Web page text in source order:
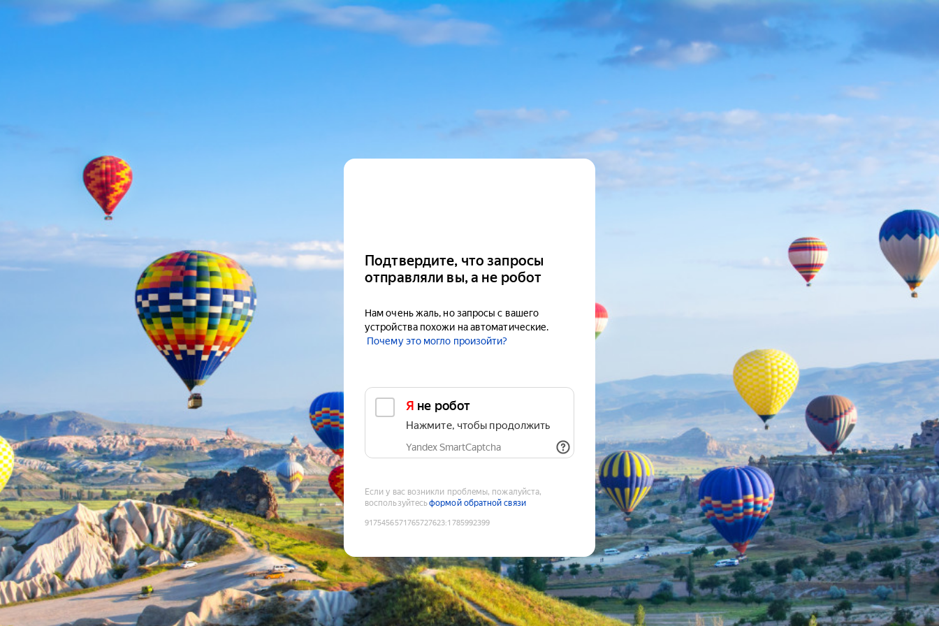
Подтвердите, что запросы
отправляли вы, а не робот
Нам очень жаль, но запросы с вашего
устройства похожи на автоматические.
Почему это могло произойти?
Я не робот
Нажмите, чтобы продолжить
Yandex SmartCaptcha
Если у вас возникли проблемы, пожалуйста,
воспользуйтесьформой обратной связи
9175456571765727623:1785992399